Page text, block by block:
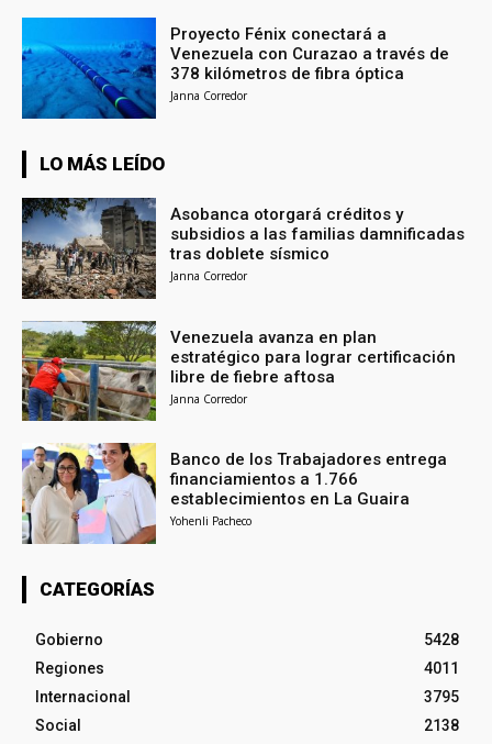
Proyecto Fénix conectará a
Venezuela con Curazao a través de
378 kilómetros de fibra óptica
Janna Corredor
LO MÁS LEÍDO
Asobanca otorgará créditos y
subsidios a las familias damnificadas
tras doblete sísmico
Janna Corredor
Venezuela avanza en plan
estratégico para lograr certificación
libre de fiebre aftosa
Janna Corredor
Banco de los Trabajadores entrega
financiamientos a 1.766
establecimientos en La Guaira
Yohenli Pacheco
CATEGORÍAS
Gobierno
5428
Regiones
4011
Internacional
3795
Social
2138